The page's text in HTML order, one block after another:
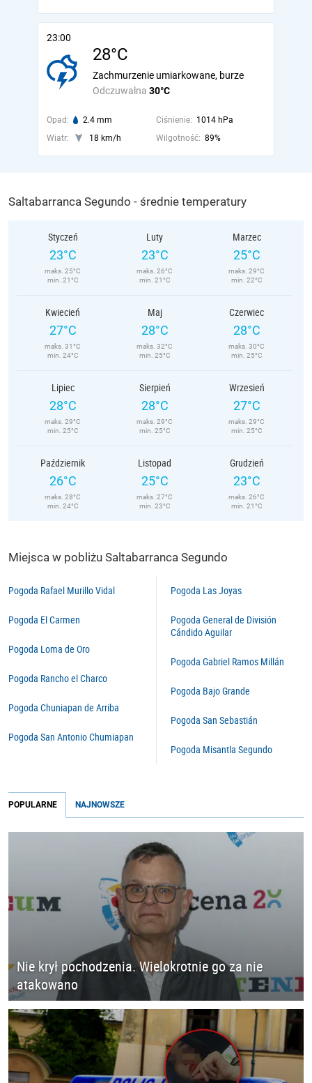
23:00
28°C
Odczuwalna 30°C
Zachmurzenie umiarkowane, burze
Opad: 2.4 mm Ciśnienie: 1014 hPa
Wiatr:
18 km/h Wilgotność: 89%
Saltabarranca Segundo - średnie temperatury
Styczeń
23°C
maks. 25°C
min. 21°C
Luty
23°C
maks. 26°C
min. 21°C
Marzec
25°C
maks. 29°C
min. 22°C
Kwiecień
27°C
maks. 31°C
min. 24°C
Maj
28°C
maks. 32°C
min. 25°C
Czerwiec
28°C
maks. 30°C
min. 25°C
Lipiec
28°C
maks. 29°C
min. 25°C
Sierpień
28°C
maks. 29°C
min. 25°C
Wrzesień
27°C
maks. 29°C
min. 25°C
Październik
26°C
maks. 28°C
min. 24°C
Listopad
25°C
maks. 27°C
min. 23°C
Grudzień
23°C
maks. 26°C
min. 21°C
Miejsca w pobliżu Saltabarranca Segundo
Pogoda Rafael Murillo Vidal
Pogoda El Carmen
Pogoda Loma de Oro
Pogoda Rancho el Charco
Pogoda Chuniapan de Arriba
Pogoda San Antonio Chumiapan
Pogoda Las Joyas
Pogoda General de División
Cándido Aguilar
Pogoda Gabriel Ramos Millán
Pogoda Bajo Grande
Pogoda San Sebastián
Pogoda Misantla Segundo
POPULARNE NAJNOWSZE
Nie krył pochodzenia. Wielokrotnie go za nie
atakowano